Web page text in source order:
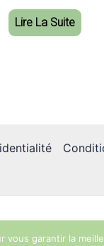
Lire La Suite
vous garantir la